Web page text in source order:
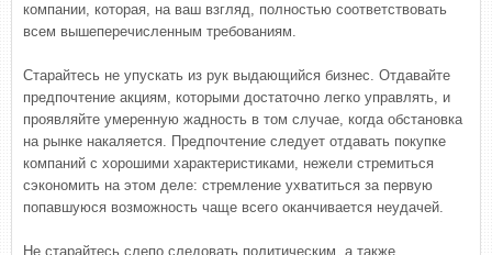
компании, которая, на ваш взгляд, полностью соответствовать
всем вышеперечисленным требованиям.
Старайтесь не упускать из рук выдающийся бизнес. Отдавайте
предпочтение акциям, которыми достаточно легко управлять, и
проявляйте умеренную жадность в том случае, когда обстановка
на рынке накаляется. Предпочтение следует отдавать покупке
компаний с хорошими характеристиками, нежели стремиться
сэкономить на этом деле: стремление ухватиться за первую
попавшуюся возможность чаще всего оканчивается неудачей.
Не старайтесь слепо следовать политическим, а также